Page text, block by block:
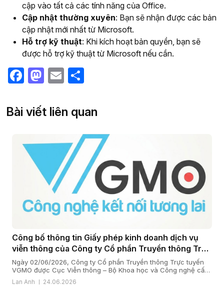
cập vào tất cả các tính năng của Office.
Cập nhật thường xuyên: Bạn sẽ nhận được các bản
cập nhật mới nhất từ Microsoft.
Hỗ trợ kỹ thuật: Khi kích hoạt bản quyền, bạn sẽ
được hỗ trợ kỹ thuật từ Microsoft nếu cần.
Facebook
Mastodon
Email
Bài viết liên quan
Công bố thông tin Giấy phép kinh doanh dịch vụ
viễn thông của Công ty Cổ phần Truyền thông Trực
tuyến VGMO
Ngày 02/06/2026, Công ty Cổ phần Truyền thông Trực tuyến
VGMO được Cục Viễn thông – Bộ Khoa học và Công nghệ cấp
Giấy phép kinh doanh dịch vụ viễn thông số 180/GP-CVT. Thực
hiện quy định tại khoản 6 Điều 35 Nghị định số 163/2024/NĐ-
Lan Anh 24.06.2026